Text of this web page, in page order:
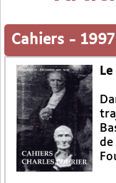
Cahiers -
de